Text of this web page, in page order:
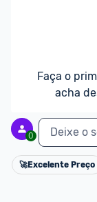
Faça o
acha
0 Deixe o
🚀Excelente Preço